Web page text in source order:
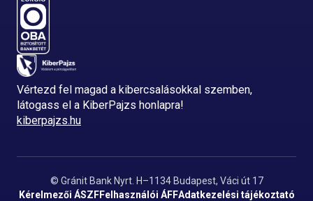
Vértezd fel magad a kibercsalásokkal szemben,
látogass el a KiberPajzs honlapra!
kiberpajzs.hu
© Gránit Bank Nyrt. H–1134 Budapest, Váci út 17
Kérelmezői ÁSZFFelhasználói ÁFFAdatkezelési tájékoztató